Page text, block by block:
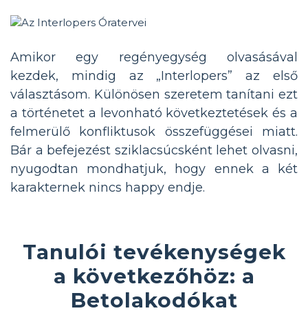
Amikor egy regényegység olvasásával
kezdek, mindig az „Interlopers” az első
választásom. Különösen szeretem tanítani ezt
a történetet a levonható következtetések és a
felmerülő konfliktusok összefüggései miatt.
Bár a befejezést sziklacsúcsként lehet olvasni,
nyugodtan mondhatjuk, hogy ennek a két
karakternek nincs happy endje.
Tanulói tevékenységek
a következőhöz: a
Betolakodókat